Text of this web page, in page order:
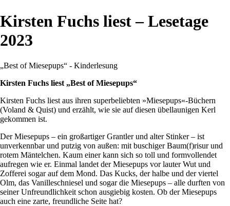
Kirsten Fuchs liest – Lesetage
2023
„Best of Miesepups“ - Kinderlesung
Kirsten Fuchs liest „Best of Miesepups“
Kirsten Fuchs liest aus ihren superbeliebten »Miesepups«-Büchern
(Voland & Quist) und erzählt, wie sie auf diesen übellaunigen Kerl
gekommen ist.
Der Miesepups – ein großartiger Grantler und alter Stinker – ist
unverkennbar und putzig von außen: mit buschiger Baum(f)risur und
rotem Mäntelchen. Kaum einer kann sich so toll und formvollendet
aufregen wie er. Einmal landet der Miesepups vor lauter Wut und
Zofferei sogar auf dem Mond. Das Kucks, der halbe und der viertel
Olm, das Vanilleschniesel und sogar die Miesepups – alle durften von
seiner Unfreundlichkeit schon ausgiebig kosten. Ob der Miesepups
auch eine zarte, freundliche Seite hat?